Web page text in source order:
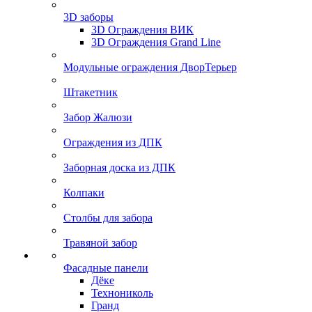
3D заборы
3D Ограждения ВИК
3D Ограждения Grand Line
Модульные ограждения ДворТерьер
Штакетник
Забор Жалюзи
Ограждения из ДПК
Заборная доска из ДПК
Колпаки
Столбы для забора
Травяной забор
Фасадные панели
Дёке
Технониколь
Гранд